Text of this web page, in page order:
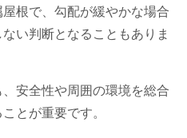
根で、勾配が緩やかな場合
い判断となることもありま
安全性や周囲の環境を総合
とが重要です。